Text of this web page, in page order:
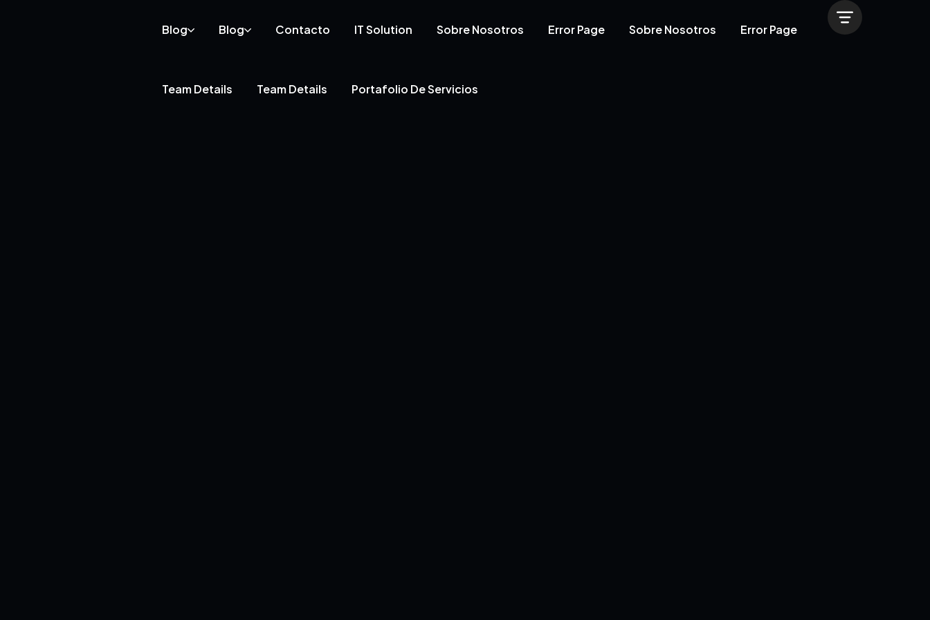
Blog Blog Contacto IT Solution Sobre Nosotros Error Page Sobre Nosotros Error Page
Team Details Team Details Portafolio De Servicios